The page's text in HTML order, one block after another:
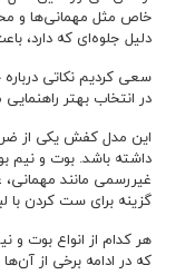
خاص مثل مهمانی‌ها و
دلیل جلوه‌ای که دارد،
سعی کردیم نکاتی
در انتخاب بهتر
این مدل کفش یکی از
داشته باشد. بوت و نیم
غیررسمی مانند مهمانی،
گزینه برای ست کردن
هر کدام از انواع بوت و
که در ادامه برخی از